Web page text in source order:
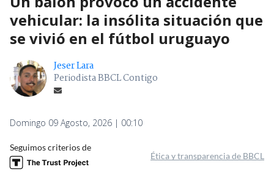
vehicular: la insólita situación que
se vivió en el fútbol uruguayo
Jeser Lara
Periodista BBCL Contigo
Domingo 09 Agosto, 2026 | 00:10
Seguimos criterios de
Ética y transparencia de BBCL